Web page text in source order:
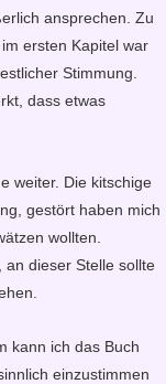
ansprechen. Zu
ersten Kapitel war
Stimmung.
dass etwas
weiter. Die kitschige
gestört haben mich
wollten.
an dieser Stelle sollte
kann ich das Buch
einzustimmen